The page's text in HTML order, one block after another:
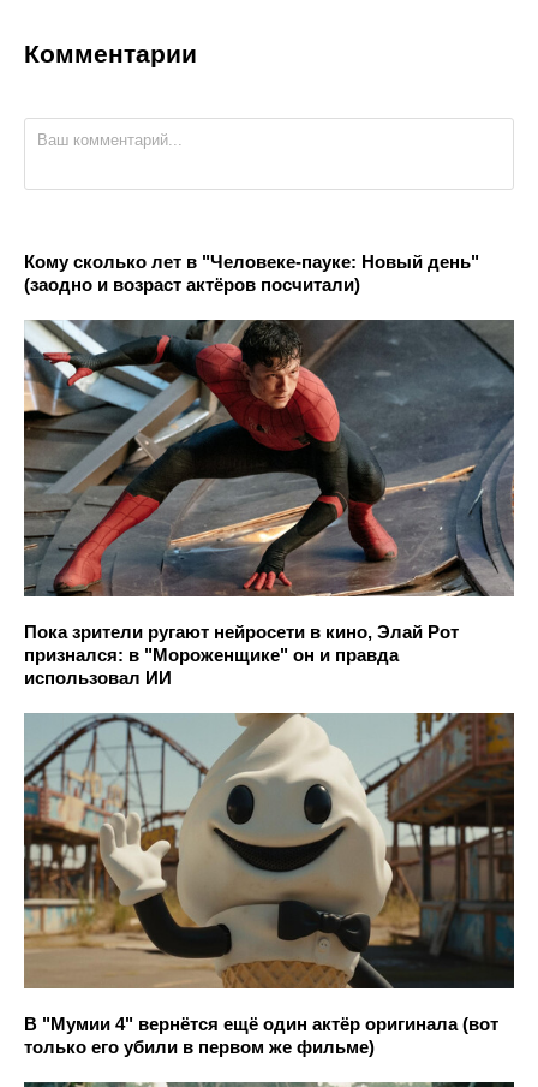
Комментарии
Кому сколько лет в "Человеке-пауке: Новый день"
(заодно и возраст актёров посчитали)
Пока зрители ругают нейросети в кино, Элай Рот
признался: в "Мороженщике" он и правда
использовал ИИ
В "Мумии 4" вернётся ещё один актёр оригинала (вот
только его убили в первом же фильме)